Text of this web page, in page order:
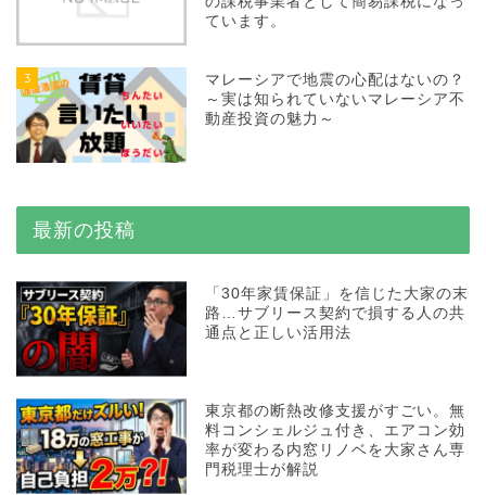
ています。
3
マレーシアで地震の心配はないの？
～実は知られていないマレーシア不
動産投資の魅力～
最新の投稿
「30年家賃保証」を信じた大家の末
路…サブリース契約で損する人の共
通点と正しい活用法
東京都の断熱改修支援がすごい。無
料コンシェルジュ付き、エアコン効
率が変わる内窓リノベを大家さん専
門税理士が解説